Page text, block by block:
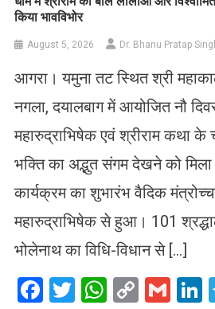
किया भावविभोर
August 5, 2026 Dr. Bhanu Pratap
आगरा। यमुना तट स्थित श्री
नगला, दयालबाग में आयोजित नौ
महारुद्राभिषेक एवं श्रीराम कथा के
भक्ति का अद्भुत संगम देखने को
कार्यक्रम का शुभारंभ वैदिक
महारुद्राभिषेक से हुआ। 101
भोलेनाथ का विधि-विधान से […]
Facebook
TwitterCopy